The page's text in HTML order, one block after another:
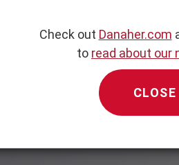
Check out Danaher.com
to read about our
CLOSE